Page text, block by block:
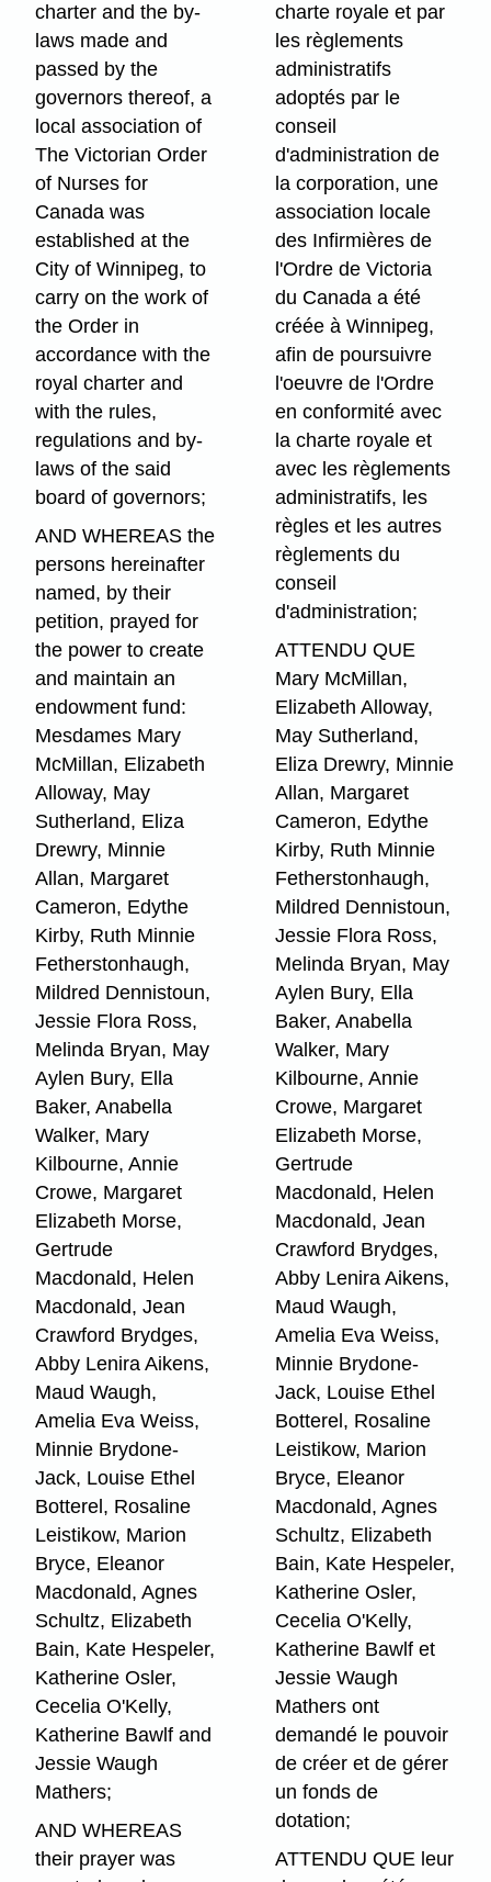
charter and the by-
laws made and
passed by the
governors thereof, a
local association of
The Victorian Order
of Nurses for
Canada was
established at the
City of Winnipeg, to
carry on the work of
the Order in
accordance with the
royal charter and
with the rules,
regulations and by-
laws of the said
board of governors;
AND WHEREAS the
persons hereinafter
named, by their
petition, prayed for
the power to create
and maintain an
endowment fund:
Mesdames Mary
McMillan, Elizabeth
Alloway, May
Sutherland, Eliza
Drewry, Minnie
Allan, Margaret
Cameron, Edythe
Kirby, Ruth Minnie
Fetherstonhaugh,
Mildred Dennistoun,
Jessie Flora Ross,
Melinda Bryan, May
Aylen Bury, Ella
Baker, Anabella
Walker, Mary
Kilbourne, Annie
Crowe, Margaret
Elizabeth Morse,
Gertrude
Macdonald, Helen
Macdonald, Jean
Crawford Brydges,
Abby Lenira Aikens,
Maud Waugh,
Amelia Eva Weiss,
Minnie Brydone-
Jack, Louise Ethel
Botterel, Rosaline
Leistikow, Marion
Bryce, Eleanor
Macdonald, Agnes
Schultz, Elizabeth
Bain, Kate Hespeler,
Katherine Osler,
Cecelia O'Kelly,
Katherine Bawlf and
Jessie Waugh
Mathers;
AND WHEREAS
their prayer was
charte royale et par
les règlements
administratifs
adoptés par le
conseil
d'administration de
la corporation, une
association locale
des Infirmières de
l'Ordre de Victoria
du Canada a été
créée à Winnipeg,
afin de poursuivre
l'oeuvre de l'Ordre
en conformité avec
la charte royale et
avec les règlements
administratifs, les
règles et les autres
règlements du
conseil
d'administration;
ATTENDU QUE
Mary McMillan,
Elizabeth Alloway,
May Sutherland,
Eliza Drewry, Minnie
Allan, Margaret
Cameron, Edythe
Kirby, Ruth Minnie
Fetherstonhaugh,
Mildred Dennistoun,
Jessie Flora Ross,
Melinda Bryan, May
Aylen Bury, Ella
Baker, Anabella
Walker, Mary
Kilbourne, Annie
Crowe, Margaret
Elizabeth Morse,
Gertrude
Macdonald, Helen
Macdonald, Jean
Crawford Brydges,
Abby Lenira Aikens,
Maud Waugh,
Amelia Eva Weiss,
Minnie Brydone-
Jack, Louise Ethel
Botterel, Rosaline
Leistikow, Marion
Bryce, Eleanor
Macdonald, Agnes
Schultz, Elizabeth
Bain, Kate Hespeler,
Katherine Osler,
Cecelia O'Kelly,
Katherine Bawlf et
Jessie Waugh
Mathers ont
demandé le pouvoir
de créer et de gérer
un fonds de
dotation;
ATTENDU QUE leur